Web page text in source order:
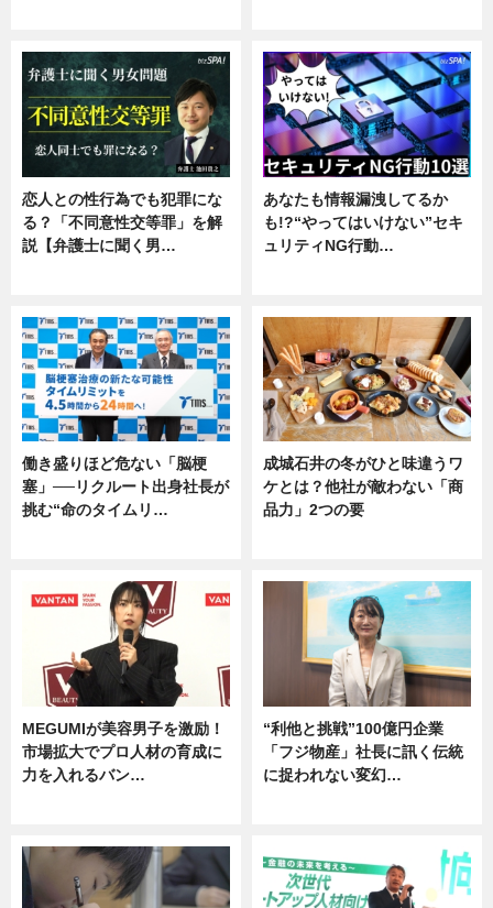
恋人との性行為でも犯罪にな
る？「不同意性交等罪」を解
説【弁護士に聞く男…
あなたも情報漏洩してるか
も!?“やってはいけない”セキ
ュリティNG行動…
働き盛りほど危ない「脳梗
塞」──リクルート出身社長が
挑む“命のタイムリ…
成城石井の冬がひと味違うワ
ケとは？他社が敵わない「商
品力」2つの要
MEGUMIが美容男子を激励！
市場拡大でプロ人材の育成に
力を入れるバン…
“利他と挑戦”100億円企業
「フジ物産」社長に訊く伝統
に捉われない変幻…